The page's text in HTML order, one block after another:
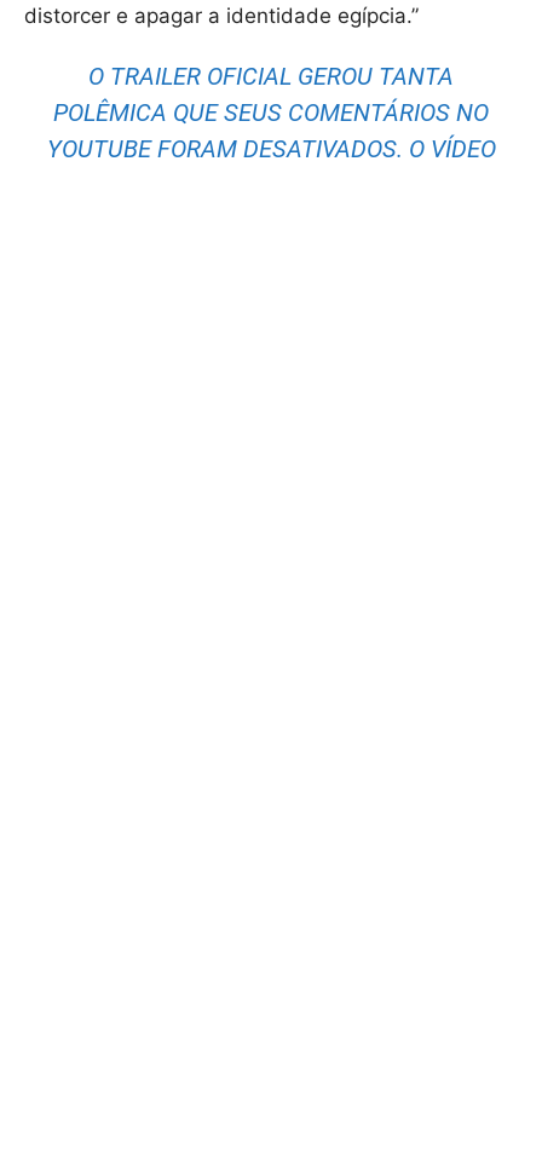
distorcer e apagar a identidade egípcia.”
O TRAILER OFICIAL GEROU TANTA
POLÊMICA QUE SEUS COMENTÁRIOS NO
YOUTUBE FORAM DESATIVADOS. O VÍDEO